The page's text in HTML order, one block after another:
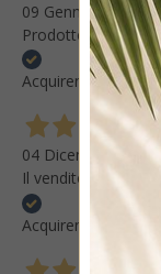
09 Gennaio 2026
Prodotto discreto,
Acquirente
04 Dicembre 2025
Il venditore
Acquirente verificato